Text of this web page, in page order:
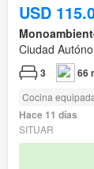
USD
Ciudad
3 66
Cocina
Hace 11 días
SITUAR